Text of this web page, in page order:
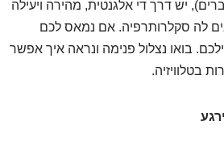
יש דרך די אלגנטית, מהירה ויעילה
לה סקלרותרפיה. אם נמאס לכם
בואו נצלול פנימה ונראה איך אפשר
בטלוויזיה.